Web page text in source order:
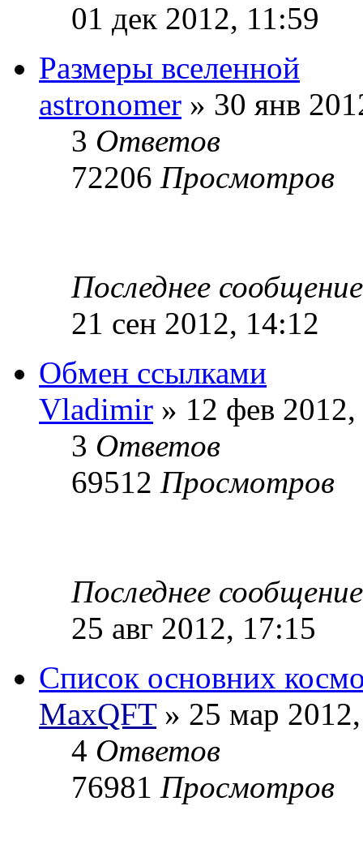
01 дек 2012, 11:59
Размеры вселенной
astronomer » 30 янв
3 Ответов
72206 Просмотров
Последнее
21 сен 2012, 14:12
Обмен ссылками
Vladimir » 12 фев
3 Ответов
69512 Просмотров
Последнее
25 авг 2012, 17:15
Список основних
MaxQFT» 25 мар
4 Ответов
76981 Просмотров